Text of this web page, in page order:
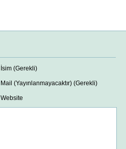
İsim (Gerekli)
Mail (Yayınlanmayacaktır) (Gerekli)
Website